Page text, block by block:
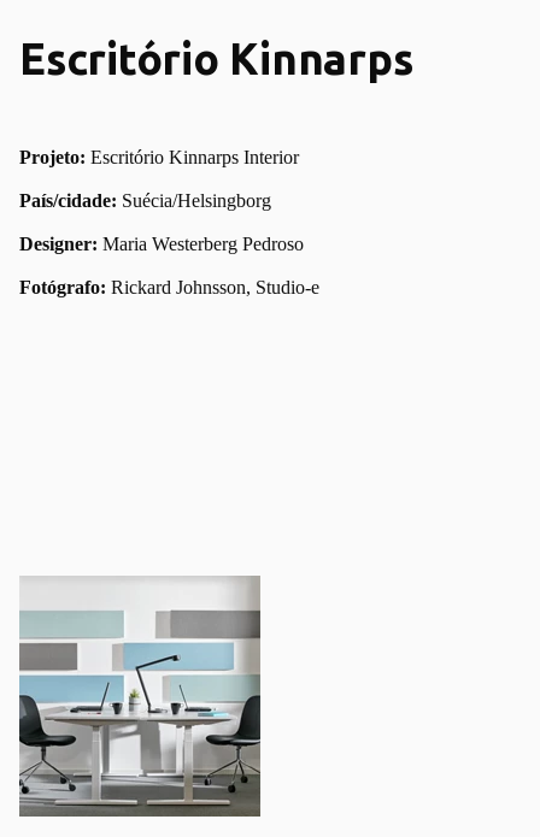
Escritório Kinnarps
Projeto: Escritório Kinnarps Interior
País/cidade: Suécia/Helsingborg
Designer: Maria Westerberg Pedroso
Fotógrafo: Rickard Johnsson, Studio-e